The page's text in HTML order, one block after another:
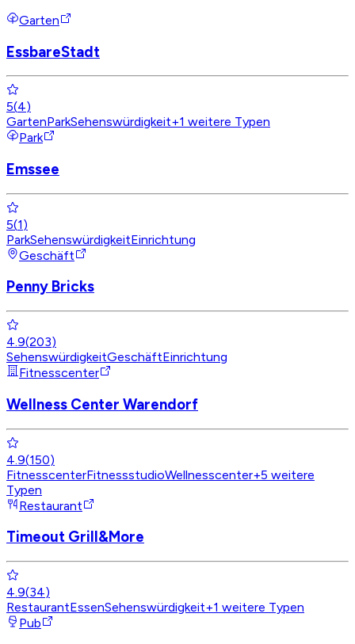
Garten
EssbareStadt
5(4)
GartenParkSehenswürdigkeit+1 weitere Typen
Park
Emssee
5(1)
ParkSehenswürdigkeitEinrichtung
Geschäft
Penny Bricks
4.9(203)
SehenswürdigkeitGeschäftEinrichtung
Fitnesscenter
Wellness Center Warendorf
4.9(150)
FitnesscenterFitnessstudioWellnesscenter+5 weitere
Typen
Restaurant
Timeout Grill&More
4.9(34)
RestaurantEssenSehenswürdigkeit+1 weitere Typen
Pub